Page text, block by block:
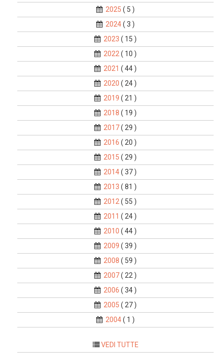
2025 ( 5 )
2024( 3 )
2023 ( 15 )
2022 ( 10 )
2021 ( 44 )
2020 ( 24 )
2019 ( 21 )
2018 ( 19 )
2017( 29 )
2016 ( 20 )
2015 ( 29 )
2014( 37 )
2013 ( 81 )
2012 ( 55 )
2011 ( 24 )
2010 ( 44 )
2009 ( 39 )
2008 ( 59 )
2007( 22 )
2006 ( 34 )
2005 ( 27 )
2004( 1 )
VEDI TUTTE